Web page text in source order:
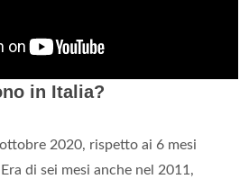
in Italia?
2020, rispetto ai 6 mesi
di sei mesi anche nel 2011,